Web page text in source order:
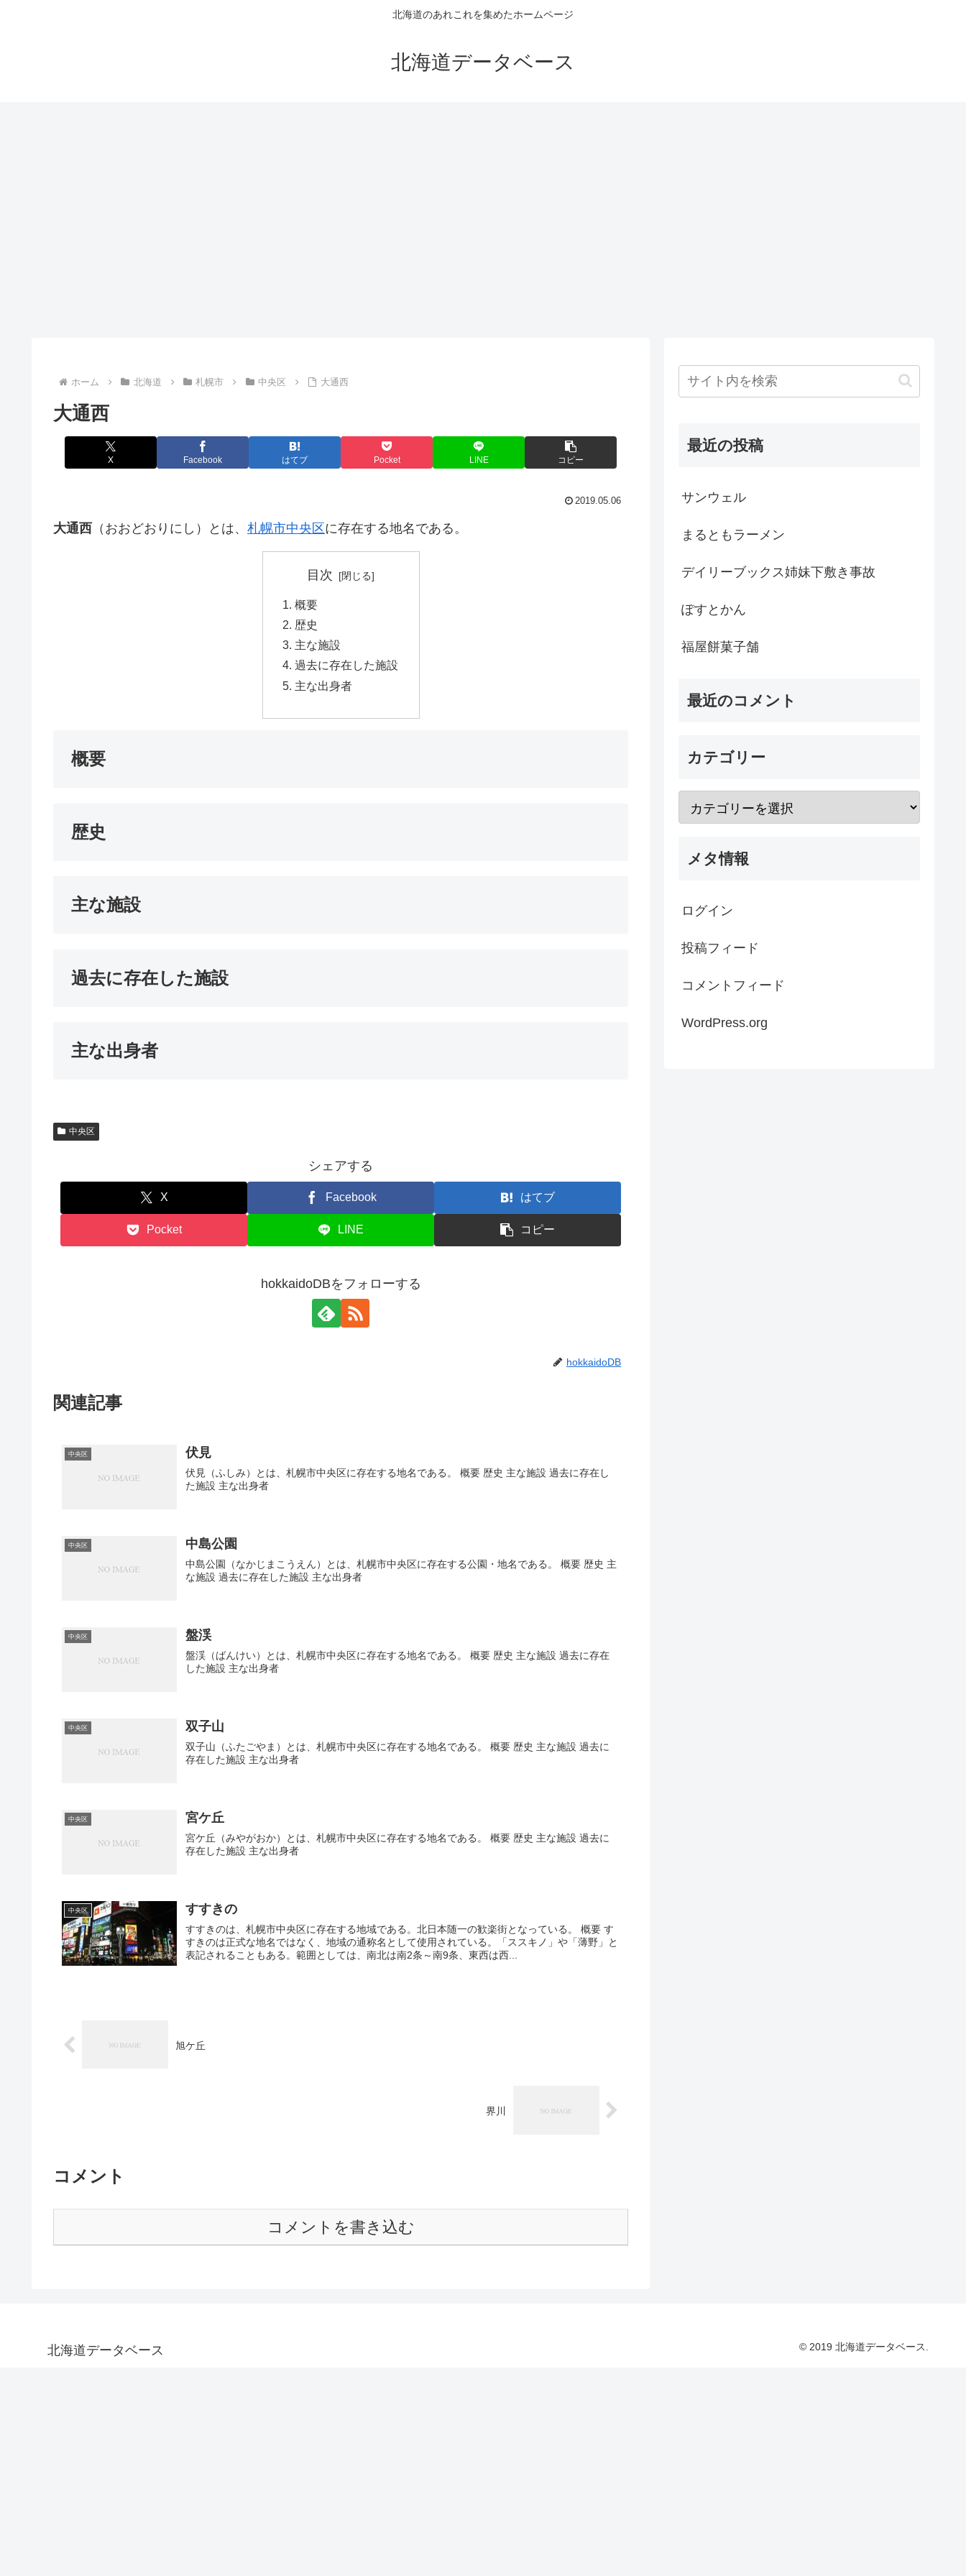
北海道のあれこれを集めたホームページ
北海道データベース
ホーム 北海道 札幌市 中央区 大通西
大通西
X Facebook はてブ Pocket LINE コピー
2019.05.06
大通西 （おおどおりにし）とは、 札幌市中央区に存在する地名である。
目次
概要
歴史
主な施設
過去に存在した施設
主な出身者
概要
歴史
主な施設
過去に存在した施設
主な出身者
中央区
シェアする
X Facebook はてブ
Pocket LINE コピー
hokkaidoDBをフォローする
hokkaidoDB
関連記事
中央区 伏見
伏見（ふしみ）とは、札幌市中央区に存在する地名である。 概要 歴史 主な施設 過去に存在し
た施設 主な出身者
中央区 中島公園
中島公園（なかじまこうえん）とは、札幌市中央区に存在する公園・地名である。 概要 歴史 主
な施設 過去に存在した施設 主な出身者
中央区 盤渓
盤渓（ばんけい）とは、札幌市中央区に存在する地名である。 概要 歴史 主な施設 過去に存在
した施設 主な出身者
中央区 双子山
双子山（ふたごやま）とは、札幌市中央区に存在する地名である。 概要 歴史 主な施設 過去に
存在した施設 主な出身者
中央区 宮ケ丘
宮ケ丘（みやがおか）とは、札幌市中央区に存在する地名である。 概要 歴史 主な施設 過去に
存在した施設 主な出身者
中央区 すすきの
すすきのは、札幌市中央区に存在する地域である。北日本随一の歓楽街となっている。 概要 す
すきのは正式な地名ではなく、地域の通称名として使用されている。「ススキノ」や「薄野」と
表記されることもある。範囲としては、南北は南2条～南9条、東西は西...
旭ケ丘
界川
コメント
コメントを書き込む
最近の投稿
サンウェル
まるともラーメン
デイリーブックス姉妹下敷き事故
ぽすとかん
福屋餅菓子舗
最近のコメント
カテゴリー
メタ情報
ログイン
投稿フィード
コメントフィード
WordPress.org
北海道データベース © 2019 北海道データベース.